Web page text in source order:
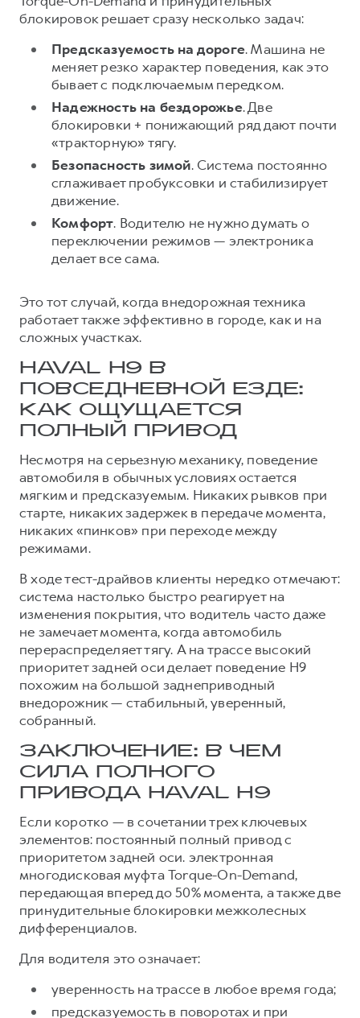
блокировок решает сразу несколько задач:
Предсказуемость на дороге. Машина не
меняет резко характер поведения, как это
бывает с подключаемым передком.
Надежность на бездорожье. Две
блокировки + понижающий ряд дают почти
«тракторную» тягу.
Безопасность зимой. Система постоянно
сглаживает пробуксовки и стабилизирует
движение.
Комфорт. Водителю не нужно думать о
переключении режимов — электроника
делает все сама.
Это тот случай, когда внедорожная техника
работает также эффективно в городе, как и на
сложных участках.
HAVAL H9 В
ПОВСЕДНЕВНОЙ ЕЗДЕ:
КАК ОЩУЩАЕТСЯ
ПОЛНЫЙ ПРИВОД
Несмотря на серьезную механику, поведение
автомобиля в обычных условиях остается
мягким и предсказуемым. Никаких рывков при
старте, никаких задержек в передаче момента,
никаких «пинков» при переходе между
режимами.
В ходе тест-драйвов клиенты нередко отмечают:
система настолько быстро реагирует на
изменения покрытия, что водитель часто даже
не замечает момента, когда автомобиль
перераспределяет тягу. А на трассе высокий
приоритет задней оси делает поведение H9
похожим на большой заднеприводный
внедорожник — стабильный, уверенный,
собранный.
ЗАКЛЮЧЕНИЕ: В ЧЕМ
СИЛА ПОЛНОГО
ПРИВОДА HAVAL H9
Если коротко — в сочетании трех ключевых
элементов: постоянный полный привод с
приоритетом задней оси. электронная
многодисковая муфта Torque-On-Demand,
передающая вперед до 50% момента, а также две
принудительные блокировки межколесных
дифференциалов.
Для водителя это означает:
уверенность на трассе в любое время года;
предсказуемость в поворотах и при